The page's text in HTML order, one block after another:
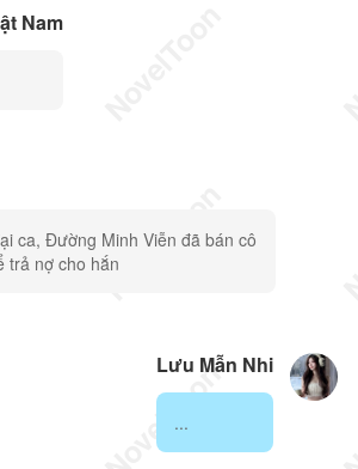
Nam
ca, Đường Minh Viễn đã bán cô
trả nợ cho hắn
Lưu Mẫn Nhi
...